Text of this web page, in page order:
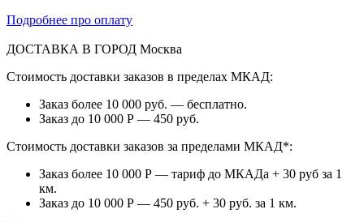
Подробнее про оплату
ДОСТАВКА В ГОРОД Москва
Стоимость доставки заказов в пределах МКАД:
Заказ более 10 000 руб. — бесплатно.
Заказ до 10 000 Р — 450 руб.
Стоимость доставки заказов за пределами МКАД*:
Заказ более 10 000 Р — тариф до МКАДа + 30 руб за 1
км.
Заказ до 10 000 Р — 450 руб. + 30 руб. за 1 км.